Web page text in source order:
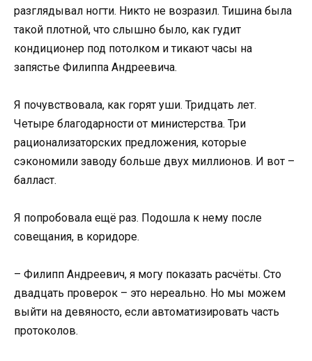
разглядывал ногти. Никто не возразил. Тишина была
такой плотной, что слышно было, как гудит
кондиционер под потолком и тикают часы на
запястье Филиппа Андреевича.
Я почувствовала, как горят уши. Тридцать лет.
Четыре благодарности от министерства. Три
рационализаторских предложения, которые
сэкономили заводу больше двух миллионов. И вот –
балласт.
Я попробовала ещё раз. Подошла к нему после
совещания, в коридоре.
– Филипп Андреевич, я могу показать расчёты. Сто
двадцать проверок – это нереально. Но мы можем
выйти на девяносто, если автоматизировать часть
протоколов.